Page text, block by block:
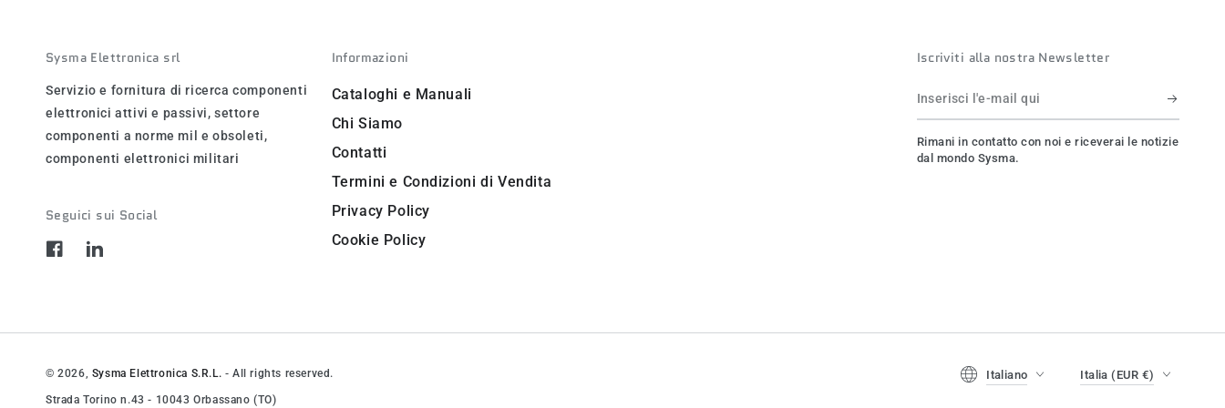
Sysma Elettronica srl
Servizio e fornitura di ricerca componenti
elettronici attivi e passivi, settore
componenti a norme mil e obsoleti,
componenti elettronici militari
Seguici sui Social
FacebookLinkedIn
Informazioni
Cataloghi e Manuali
Chi Siamo
Contatti
Termini e Condizioni di Vendita
Privacy Policy
Cookie Policy
Iscriviti alla nostra Newsletter
Inserisci
l'e-
mail
Rimani in contatto con noi e riceverai le notizie
dal mondo Sysma.
© 2026, Sysma Elettronica S.R.L. - All rights reserved.
Strada Torino n.43 - 10043 Orbassano (TO)
Lingua
Italiano Italia (EUR €)